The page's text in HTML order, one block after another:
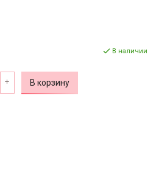
В наличии
В корзину